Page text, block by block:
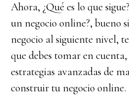
Ahora, ¿Qué es lo que
un negocio online?, bueno
negocio al siguiente nivel,
que debes tomar en
estrategias avanzadas de
construir tu negocio online.